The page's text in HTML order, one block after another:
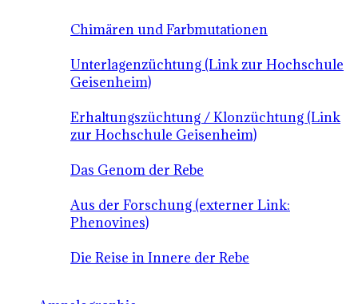
Chimären und Farbmutationen
Unterlagenzüchtung (Link zur Hochschule
Geisenheim)
Erhaltungszüchtung / Klonzüchtung (Link
zur Hochschule Geisenheim)
Das Genom der Rebe
Aus der Forschung (externer Link:
Phenovines)
Die Reise in Innere der Rebe